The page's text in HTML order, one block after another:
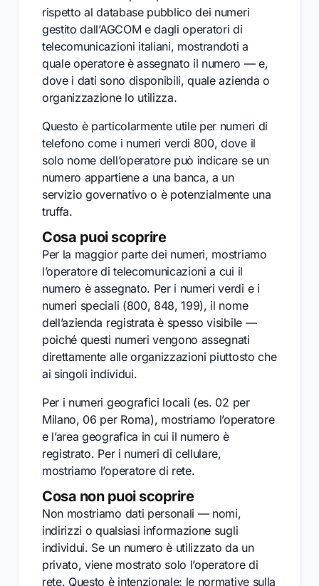
rispetto al database pubblico dei numeri
gestito dall’AGCOM e dagli operatori di
telecomunicazioni italiani, mostrandoti a
quale operatore è assegnato il numero — e,
dove i dati sono disponibili, quale azienda o
organizzazione lo utilizza.
Questo è particolarmente utile per numeri di
telefono come i numeri verdi 800, dove il
solo nome dell’operatore può indicare se un
numero appartiene a una banca, a un
servizio governativo o è potenzialmente una
truffa.
Cosa puoi scoprire
Per la maggior parte dei numeri, mostriamo
l’operatore di telecomunicazioni a cui il
numero è assegnato. Per i numeri verdi e i
numeri speciali (800, 848, 199), il nome
dell’azienda registrata è spesso visibile —
poiché questi numeri vengono assegnati
direttamente alle organizzazioni piuttosto che
ai singoli individui.
Per i numeri geografici locali (es. 02 per
Milano, 06 per Roma), mostriamo l’operatore
e l’area geografica in cui il numero è
registrato. Per i numeri di cellulare,
mostriamo l’operatore di rete.
Cosa non puoi scoprire
Non mostriamo dati personali — nomi,
indirizzi o qualsiasi informazione sugli
individui. Se un numero è utilizzato da un
privato, viene mostrato solo l’operatore di
rete. Questo è intenzionale: le normative sulla